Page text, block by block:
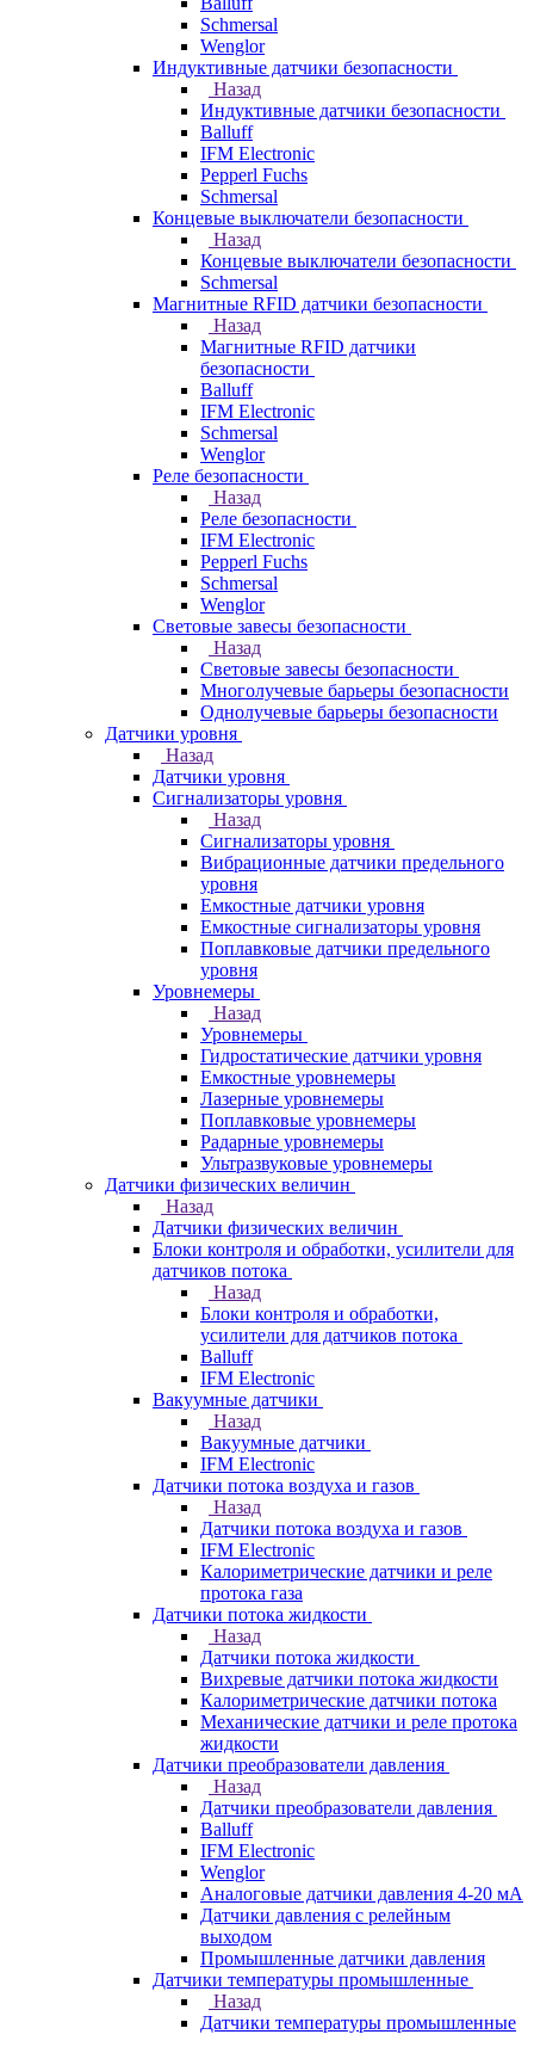
Schmersal
Wenglor
Индуктивные датчики безопасности
Назад
Индуктивные датчики безопасности
Balluff
IFM Electronic
Pepperl Fuchs
Schmersal
Концевые выключатели безопасности
Назад
Концевые выключатели безопасности
Schmersal
Магнитные RFID датчики безопасности
Назад
Магнитные RFID датчики
безопасности
Balluff
IFM Electronic
Schmersal
Wenglor
Реле безопасности
Назад
Реле безопасности
IFM Electronic
Pepperl Fuchs
Schmersal
Wenglor
Световые завесы безопасности
Назад
Световые завесы безопасности
Многолучевые барьеры безопасности
Однолучевые барьеры безопасности
Датчики уровня
Назад
Датчики уровня
Сигнализаторы уровня
Назад
Сигнализаторы уровня
Вибрационные датчики предельного
уровня
Емкостные датчики уровня
Емкостные сигнализаторы уровня
Поплавковые датчики предельного
уровня
Уровнемеры
Назад
Уровнемеры
Гидростатические датчики уровня
Емкостные уровнемеры
Лазерные уровнемеры
Поплавковые уровнемеры
Радарные уровнемеры
Ультразвуковые уровнемеры
Датчики физических величин
Назад
Датчики физических величин
Блоки контроля и обработки, усилители для
датчиков потока
Назад
Блоки контроля и обработки,
усилители для датчиков потока
Balluff
IFM Electronic
Вакуумные датчики
Назад
Вакуумные датчики
IFM Electronic
Датчики потока воздуха и газов
Назад
Датчики потока воздуха и газов
IFM Electronic
Калориметрические датчики и реле
протока газа
Датчики потока жидкости
Назад
Датчики потока жидкости
Вихревые датчики потока жидкости
Калориметрические датчики потока
Механические датчики и реле протока
жидкости
Датчики преобразователи давления
Назад
Датчики преобразователи давления
Balluff
IFM Electronic
Wenglor
Аналоговые датчики давления 4-20 мА
Датчики давления с релейным
выходом
Промышленные датчики давления
Датчики температуры промышленные
Назад
Датчики температуры промышленные